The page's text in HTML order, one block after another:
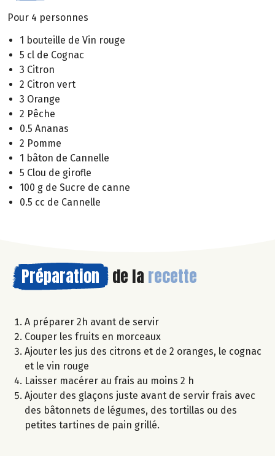
Pour 4 personnes
1 bouteille de Vin rouge
5 cl de Cognac
3 Citron
2 Citron vert
3 Orange
2 Pêche
0.5 Ananas
2 Pomme
1 bâton de Cannelle
5 Clou de girofle
100 g de Sucre de canne
0.5 cc de Cannelle
Préparation de la recette
A préparer 2h avant de servir
Couper les fruits en morceaux
Ajouter les jus des citrons et de 2 oranges, le cognac
et le vin rouge
Laisser macérer au frais au moins 2 h
Ajouter des glaçons juste avant de servir frais avec
des bâtonnets de légumes, des tortillas ou des
petites tartines de pain grillé.